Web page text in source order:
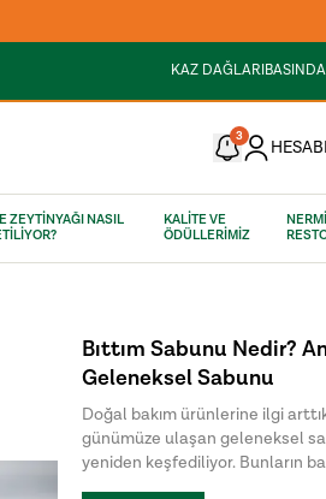
KAZ DAĞLARI
3
ZEYTİNYAĞI NASIL
KALİTE VE
ÖDÜLLERİMİZ
Bıttım Sabunu Nedir?
Geleneksel Sabunu
Doğal bakım ürünlerine ilgi
günümüze ulaşan geleneksel
yeniden keşfediliyor. Bunların
sabunu geliyor. Özellikle